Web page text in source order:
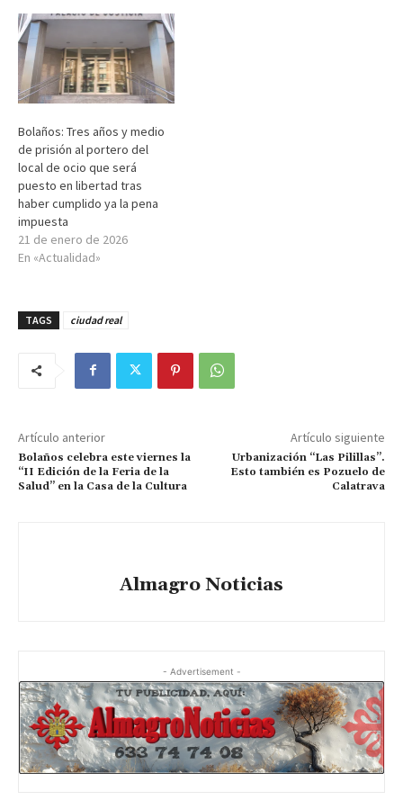
Bolaños: Tres años y medio
de prisión al portero del
local de ocio que será
puesto en libertad tras
haber cumplido ya la pena
impuesta
21 de enero de 2026
En «Actualidad»
TAGS ciudad real
Artículo anterior
Bolaños celebra este viernes la
“II Edición de la Feria de la
Salud” en la Casa de la Cultura
Artículo siguiente
Urbanización “Las Pilillas”.
Esto también es Pozuelo de
Calatrava
Almagro Noticias
- Advertisement -